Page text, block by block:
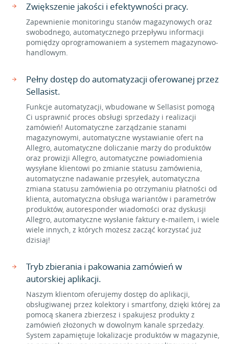
Zwiększenie jakości i efektywności pracy.
Zapewnienie monitoringu stanów magazynowych oraz
swobodnego, automatycznego przepływu informacji
pomiędzy oprogramowaniem a systemem magazynowo-
handlowym.
Pełny dostęp do automatyzacji oferowanej przez
Sellasist.
Funkcje automatyzacji, wbudowane w Sellasist pomogą
Ci usprawnić proces obsługi sprzedaży i realizacji
zamówień! Automatyczne zarządzanie stanami
magazynowymi, automatyczne wystawianie ofert na
Allegro, automatyczne doliczanie marży do produktów
oraz prowizji Allegro, automatyczne powiadomienia
wysyłane klientowi po zmianie statusu zamówienia,
automatyczne nadawanie przesyłek, automatyczna
zmiana statusu zamówienia po otrzymaniu płatności od
klienta, automatyczna obsługa wariantów i parametrów
produktów, autoresponder wiadomości oraz dyskusji
Allegro, automatyczne wysłanie faktury e-mailem, i wiele
wiele innych, z których możesz zacząć korzystać już
dzisiaj!
Tryb zbierania i pakowania zamówień w
autorskiej aplikacji.
Naszym klientom oferujemy dostęp do aplikacji,
obsługiwanej przez kolektory i smartfony, dzięki której za
pomocą skanera zbierzesz i spakujesz produkty z
zamówień złożonych w dowolnym kanale sprzedaży.
System zapamiętuje lokalizacje produktów w magazynie,